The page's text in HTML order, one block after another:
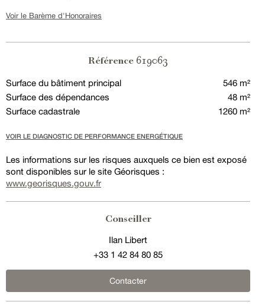
Voir le Barème d'Honoraires
Référence 619063
Surface du bâtiment principal
546 m²
Surface des dépendances
48 m²
Surface cadastrale
1260 m²
VOIR LE DIAGNOSTIC DE PERFORMANCE ENERGÉTIQUE
Les informations sur les risques auxquels ce bien est exposé
sont disponibles sur le site Géorisques :
www.georisques.gouv.fr
Conseiller
Ilan Libert
+33 1 42 84 80 85
Contacter